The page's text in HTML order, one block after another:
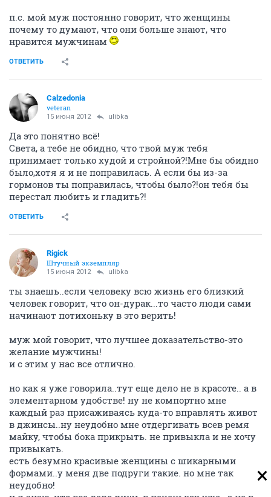
п.с. мой муж постоянно говорит, что женщины
почему то думают, что они больше знают, что
нравится мужчинам
ОТВЕТИТЬ
Calzedonia
veteran
15 июня 2012 ulibka
Да это понятно всё!
Света, а тебе не обидно, что твой муж тебя
принимает только худой и стройной?!Мне бы обидно
было,хотя я и не поправилась. А если бы из-за
гормонов ты поправилась, чтобы было?!он тебя бы
перестал любить и гладить?!
ОТВЕТИТЬ
Rigick
Штучный экземпляр
15 июня 2012 ulibka
ты знаешь..если человеку всю жизнь его близкий
человек говорит, что он-дурак...то часто люди сами
начинают потихоньку в это верить!
муж мой говорит, что лучшее доказательство-это
желание мужчины!
и с этим у нас все отлично.
но как я уже говорила..тут еще дело не в красоте.. а в
элементарном удобстве! ну не компортно мне
каждый раз присаживаясь куда-то вправлять живот
в джинсы..ну неудобно мне отдергивать всев ремя
майку, чтобы бока прикрыть. не привыкла и не хочу
привыкать.
есть безумно красивые женщины с шикарными
формами..у меня две подруги такие. но мне так
неудобно!